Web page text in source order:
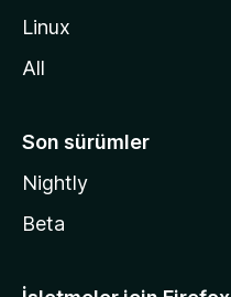
Linux
All
Son sürümler
Nightly
Beta